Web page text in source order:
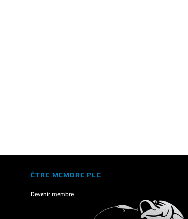
ÊTRE MEMBRE PLE
Devenir membre